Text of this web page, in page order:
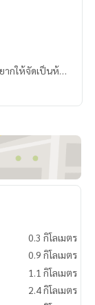
ากให้จัดเป็นห้อ
0.3 กิโลเมตร
0.9 กิโลเมตร
1.1 กิโลเมตร
2.4 กิโลเมตร